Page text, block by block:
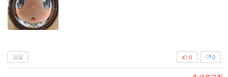
답글 0
0